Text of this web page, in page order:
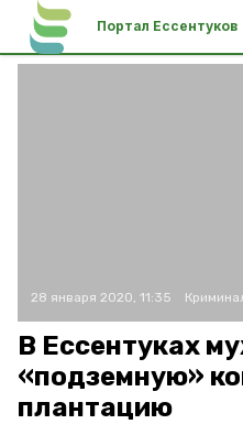
Портал Ессентуков
28 января 2020, 11:35
В Ессентуках
«подземную»
плантацию